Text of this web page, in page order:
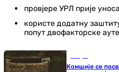
провјере УРЛ прије
користе додатну
попут двофакторске
Комшије се